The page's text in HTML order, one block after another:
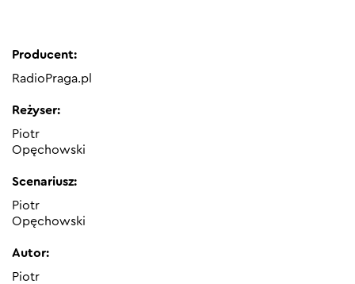
Producent:
RadioPraga.pl
Reżyser:
Piotr
Opęchowski
Scenariusz:
Piotr
Opęchowski
Autor:
Piotr